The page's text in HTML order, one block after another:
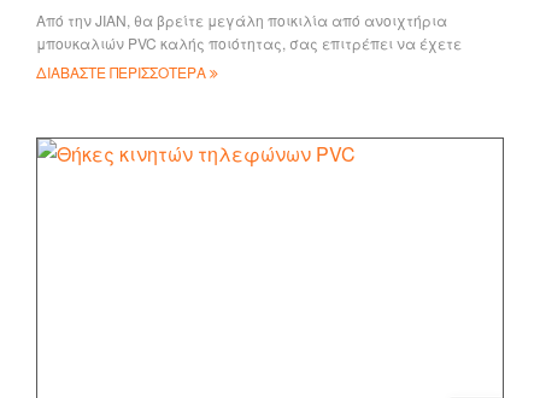
Από την JIAN, θα βρείτε μεγάλη ποικιλία από ανοιχτήρια
μπουκαλιών PVC καλής ποιότητας, σας επιτρέπει να έχετε
εύκολη πρόσβαση στο μπουκάλι του ποτού σας!
ΔΙΑΒΑΣΤΕ ΠΕΡΙΣΣΟΤΕΡΑ